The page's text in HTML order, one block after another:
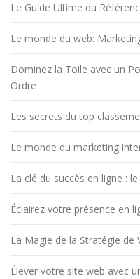
Le Guide Ultime du
Le monde du web:
Dominez la Toile avec un
Ordre
Les secrets du top
Le monde du marketing
La clé du succès en ligne :
Éclairez votre présence en
La Magie de la Stratégie de
Élever votre site web avec